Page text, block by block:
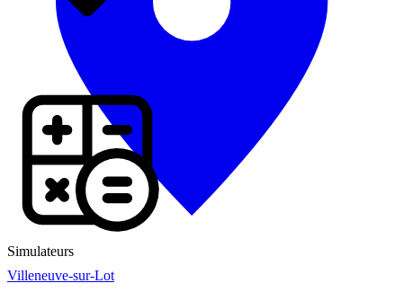
Simulateurs
Villeneuve-sur-Lot